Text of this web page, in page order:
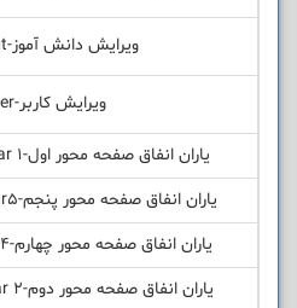
ویرایش دانش آموز-editstudent
ویرایش کاربر-edituser
یاران انفاق صفحه محور اول-yaran enfagh mehvar 1
یاران انفاق صفحه محور پنجم-5yaranenfaghmehvar5
یاران انفاق صفحه محور چهارم-yaranenfaghmehvar4
یاران انفاق صفحه محور دوم-yaran enfagh mehvar 2